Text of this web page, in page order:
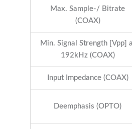
Max. Sample-/ Bitrate
(COAX)
Min. Signal Strength [Vpp]
192kHz (COAX)
Input Impedance (COAX)
Deemphasis (OPTO)